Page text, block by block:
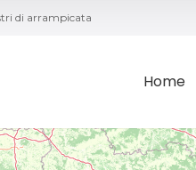
di arrampicata
Home